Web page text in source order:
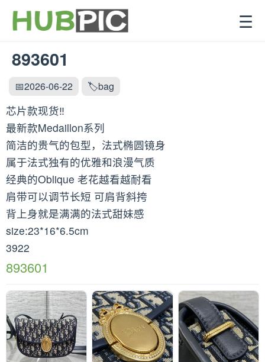
☰
893601
📅2026-06-22 🏷️bag
芯片款现货‼️
最新款Medaillon系列
简洁的贵气的包型，法式椭圆镜身
属于法式独有的优雅和浪漫气质
经典的Oblique 老花越看越耐看
肩带可以调节长短 可肩背斜挎
背上身就是满满的法式甜妹感
size:23*16*6.5cm
3922
893601